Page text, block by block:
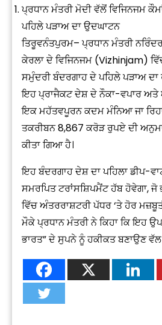
ਪ੍ਰਧਾਨ ਮੰਤਰੀ ਮੋਦੀ ਵੱਲੋਂ ਵਿਜਿਨਜਮ
ਪਹਿਲੇ ਪੜਾਅ ਦਾ ਉਦਘਾਟਨ
ਤਿਰੂਵਨੰਤਪੁਰਮ– ਪ੍ਰਧਾਨ ਮੰਤਰੀ
ਕੇਰਲਾ ਦੇ ਵਿਜਿਨਜਮ (Vizhinjam)
ਸਮੁੰਦਰੀ ਬੰਦਰਗਾਹ ਦੇ ਪਹਿਲੇ ਪੜਾਅ ਦਾ
ਇਹ ਪ੍ਰਾਜੈਕਟ ਦੇਸ਼ ਦੇ ਨੌਕਾ-ਵਪਾਰ
ਇਕ ਮਹੱਤਵਪੂਰਨ ਕਦਮ ਮੰਨਿਆ ਜਾ
ਤਕਰੀਬਨ 8,867 ਕਰੋੜ ਰੁਪਏ ਦੀ
ਕੀਤਾ ਗਿਆ ਹੈ।
ਇਹ ਬੰਦਰਗਾਹ ਦੇਸ਼ ਦਾ ਪਹਿਲਾ ਡੀਪ-
ਸਮਰਪਿਤ ਟਰਾਂਸਸ਼ਿਪਮੈਂਟ ਹੱਬ ਹੋਵੇਗਾ, ਜੋ
ਵਿੱਚ ਅੰਤਰਰਾਸ਼ਟਰੀ ਪੱਧਰ ‘ਤੇ ਹੋਰ
ਮੌਕੇ ਪ੍ਰਧਾਨ ਮੰਤਰੀ ਨੇ ਕਿਹਾ ਕਿ ਇਹ
ਭਾਰਤ” ਦੇ ਸੁਪਨੇ ਨੂੰ ਹਕੀਕਤ ਬਣਾਉਣ